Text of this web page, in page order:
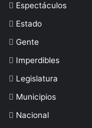
Espectáculos
Estado
Gente
Imperdibles
Legislatura
Municipios
Nacional